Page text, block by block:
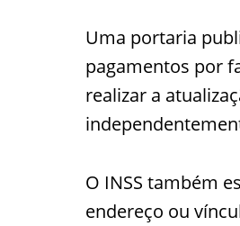
Uma portaria
pagamentos por
realizar a
O INSS também
endereço ou